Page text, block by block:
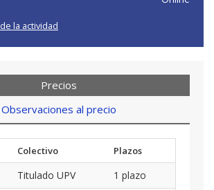
de la actividad
Precios
Observaciones al precio
Colectivo
Plazos
Titulado UPV 1 plazo